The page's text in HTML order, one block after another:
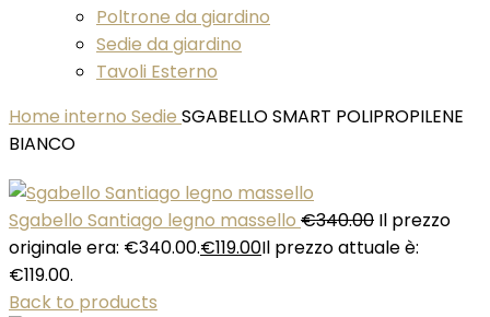
Poltrone da giardino
Sedie da giardino
Tavoli Esterno
Home interno Sedie SGABELLO SMART POLIPROPILENE
BIANCO
Sgabello Santiago legno massello €340.00 Il prezzo
originale era: €340.00.€119.00Il prezzo attuale è:
€119.00.
Back to products